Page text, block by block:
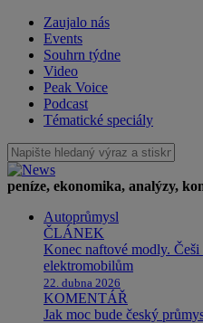
Zaujalo nás
Events
Souhrn týdne
Video
Peak Voice
Podcast
Tématické speciály
peníze, ekonomika, analýzy,
Autoprůmysl
ČLÁNEK
Konec naftové modly.
elektromobilům
22. dubna 2026
KOMENTÁŘ
Jak moc bude český